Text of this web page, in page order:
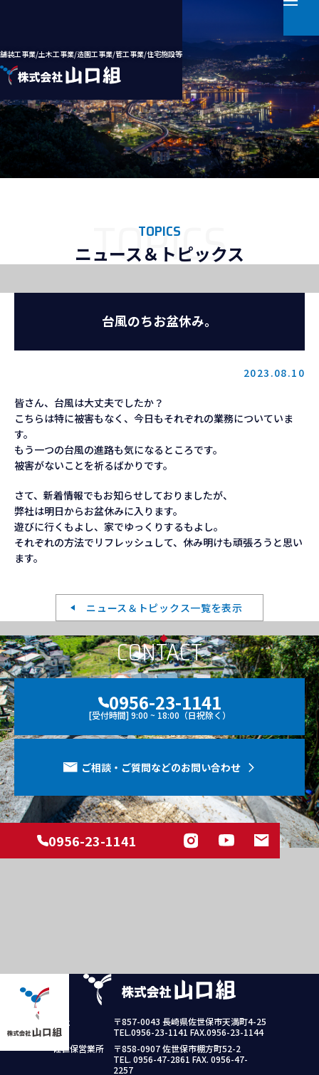
舗装工事業/土木工事業/造園工事業/管工事業/住宅施設等
ホーム
会社案内
採用情報
0956-23-1141
TOPICS
ニュース＆トピックス
台風のちお盆休み。
2023.08.10
皆さん、台風は大丈夫でしたか？
こちらは特に被害もなく、今日もそれぞれの業務についていま
す。
もう一つの台風の進路も気になるところです。
被害がないことを祈るばかりです。
さて、新着情報でもお知らせしておりましたが、
弊社は明日からお盆休みに入ります。
遊びに行くもよし、家でゆっくりするもよし。
それぞれの方法でリフレッシュして、休み明けも頑張ろうと思い
ます。
ニュース＆トピックス一覧を表示
CONTACT
0956-23-1141
[受付時間] 9:00 ~ 18:00（日祝除く）
ご相談・ご質問などのお問い合わせ
本社
〒857-0043 長崎県佐世保市天満町4-25
TEL.0956-23-1141 FAX.0956-23-1144
佐世保営業所
〒858-0907 佐世保市棚方町52-2
TEL. 0956-47-2861 FAX. 0956-47-
2257